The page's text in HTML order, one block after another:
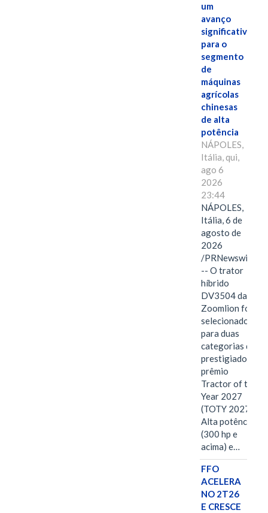
um
avanço
significativo
para o
segmento
de
máquinas
agrícolas
chinesas
de alta
potência
NÁPOLES,
Itália, qui,
ago 6
2026
23:44
NÁPOLES,
Itália, 6 de
agosto de
2026
/PRNewswire/
-- O trator
híbrido
DV3504 da
Zoomlion foi
selecionado
para duas
categorias do
prestigiado
prêmio
Tractor of the
Year 2027
(TOTY 2027:
Alta potência
(300 hp e
acima) e…
FFO
ACELERA
NO 2T26
E CRESCE